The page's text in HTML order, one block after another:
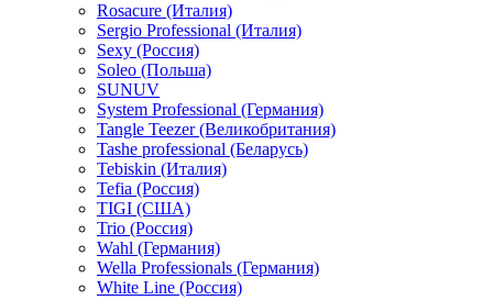
Rosacure (Италия)
Sergio Professional (Италия)
Sexy (Россия)
Soleo (Польша)
SUNUV
System Professional (Германия)
Tangle Teezer (Великобритания)
Tashe professional (Беларусь)
Tebiskin (Италия)
Tefia (Россия)
TIGI (США)
Trio (Россия)
Wahl (Германия)
Wella Professionals (Германия)
White Line (Россия)